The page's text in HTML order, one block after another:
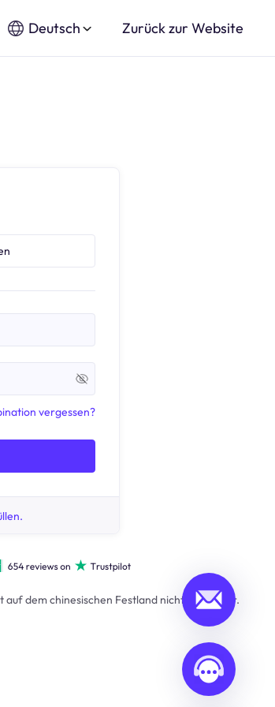
Deutsch Zurück zur Website
vergessen?
auf dem chinesischen Festland nicht verfügbar.